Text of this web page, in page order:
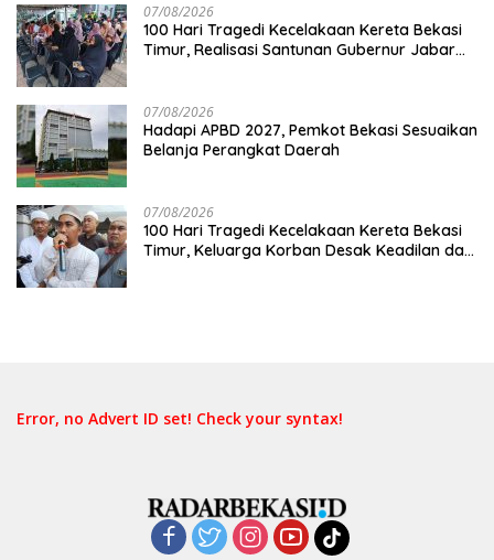
07/08/2026
100 Hari Tragedi Kecelakaan Kereta Bekasi
Timur, Realisasi Santunan Gubernur Jabar
07/08/2026
Hadapi APBD 2027, Pemkot Bekasi Sesuaikan
Belanja Perangkat Daerah
07/08/2026
100 Hari Tragedi Kecelakaan Kereta Bekasi
Timur, Keluarga Korban Desak Keadilan dan
Error, no Advert ID set! Check your syntax!